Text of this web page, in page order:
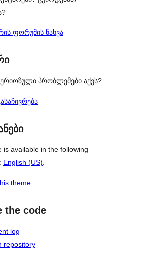
ფორუმის ნახვა
პრობლემები აქვს?
is available in the following
English (US).
theme
the code
log
repository